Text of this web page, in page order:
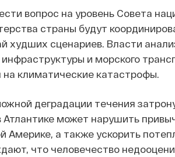
вопрос на уровень Совета
страны будут
худших сценариев. Власти
и морского
на климатические катастрофы.
деградации течения
Атлантике может нарушить
а также ускорить
что человечество